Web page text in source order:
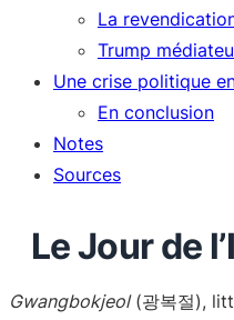
La
Trump
Une crise politique
En conclusion
Notes
Sources
Le Jour de
Gwangbokjeol(광복절),